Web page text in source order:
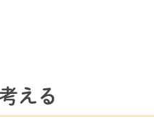
える